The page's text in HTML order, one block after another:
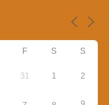
F S S
31 1 2